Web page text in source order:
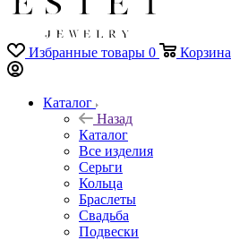
Избранные товары 0 Корзина
Каталог
Назад
Каталог
Все изделия
Серьги
Кольца
Браслеты
Свадьба
Подвески